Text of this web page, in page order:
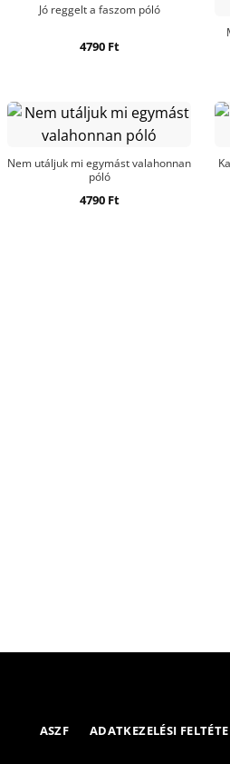
Jó reggelt a faszom póló
4790 Ft
Nem utáljuk mi egymást valahonnan
póló
4790 Ft
ASZF ADATKEZELÉSI